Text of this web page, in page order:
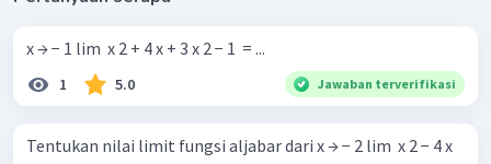
x → − 1 lim ​ x 2 + 4 x + 3 x 2 − 1 ​ = ...
1 5.0 Jawaban terverifikasi
Tentukan nilai limit fungsi aljabar dari x → − 2 lim ​ x 2 − 4 x